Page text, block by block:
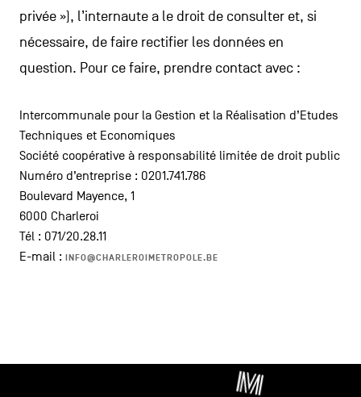
privée »), l’internaute a le droit de consulter et, si
nécessaire, de faire rectifier les données en
question. Pour ce faire, prendre contact avec :
Intercommunale pour la Gestion et la Réalisation d’Etudes
Techniques et Economiques
Société coopérative à responsabilité limitée de droit public
Numéro d’entreprise : 0201.741.786
Boulevard Mayence, 1
6000 Charleroi
Tél : 071/20.28.11
E-mail : INFO@CHARLEROIMETROPOLE.BE